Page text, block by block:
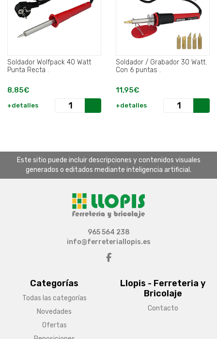
Soldador Wolfpack 40 Watt
Punta Recta .
8,85€
+detalles
Soldador / Grabador 30 Watt.
Con 6 puntas .
11,95€
+detalles
Este sitio puede incluir descripciones y contenidos visuales
generados o editados mediante inteligencia artificial.
Categorías
Todas las categorías
Novedades
Ofertas
Llopis - Ferreteria y
Bricolaje
Contacto
965 564 238
info@ferreteriallopis.es